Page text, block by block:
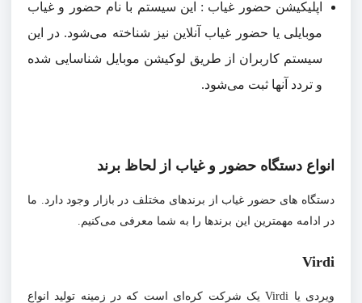
اپلیکیشن حضور غیاب : این سیستم با نام حضور و غیاب
موبایلی یا حضور غیاب آنلاین نیز شناخته می‌شود. در این
سیستم کاربران از طریق لوکیشن موبایل شناسایی شده
و تردد آنها ثبت می‌شود.
انواع دستگاه حضور و غیاب از لحاظ برند
دستگاه های حضور غیاب از برندهای مختلف در بازار وجود دارد. ما
در ادامه مهمترین این برندها را به شما معرفی می‌کنیم.
Virdi
ویردی یا
Virdi یک شرکت کره‌ای است که در زمینه تولید انواع